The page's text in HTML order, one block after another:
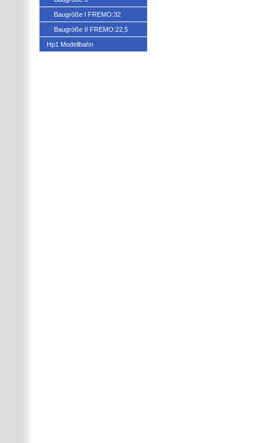
Baugröße I FREMO:32
Baugröße II FREMO:22,5
Hp1 Modellbahn